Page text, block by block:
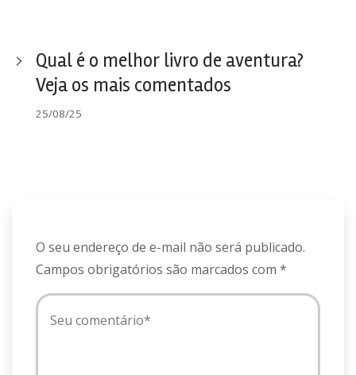
Qual é o melhor livro de aventura?
Veja os mais comentados
25/08/25
O seu endereço de e-mail não será publicado.
Campos obrigatórios são marcados com *